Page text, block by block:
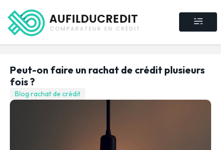
Peut-on faire un rachat de crédit plusieurs
fois ?
Blog rachat de crédit